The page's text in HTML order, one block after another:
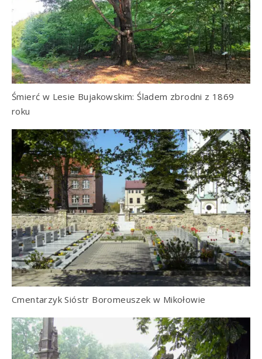
Śmierć w Lesie Bujakowskim: Śladem zbrodni z 1869
roku
Cmentarzyk Sióstr Boromeuszek w Mikołowie